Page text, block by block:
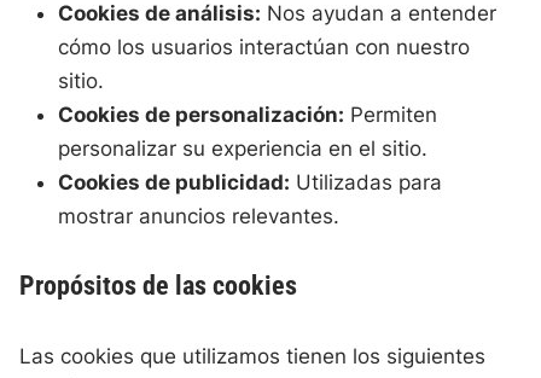
Cookies de análisis: Nos ayudan a entender
cómo los usuarios interactúan con nuestro
sitio.
Cookies de personalización: Permiten
personalizar su experiencia en el sitio.
Cookies de publicidad: Utilizadas para
mostrar anuncios relevantes.
Propósitos de las cookies
Las cookies que utilizamos tienen los siguientes